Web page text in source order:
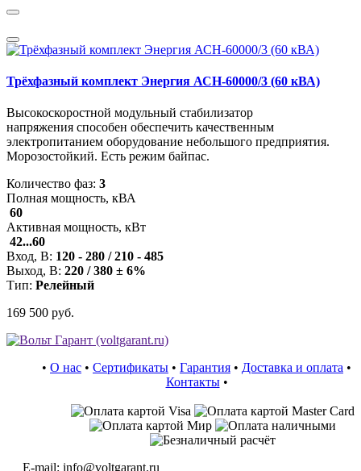
Трёхфазный комплект Энергия АСН-60000/3 (60 кВА)
Высокоскоростной модульный стабилизатор
напряжения способен обеспечить качественным
электропитанием оборудование небольшого предприятия.
Морозостойкий. Есть режим байпас.
Количество фаз: 3
Полная мощность, кВА
60
Активная мощность, кВт
42...60
Вход, В: 120 - 280 / 210 - 485
Выход, В: 220 / 380 ± 6%
Тип: Релейный
169 500 руб.
• О нас • Сертификаты • Гарантия • Доставка и оплата •
Контакты•
E-mail: info@voltgarant.ru